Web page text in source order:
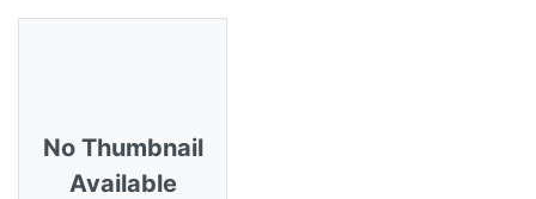
No Thumbnail
Available